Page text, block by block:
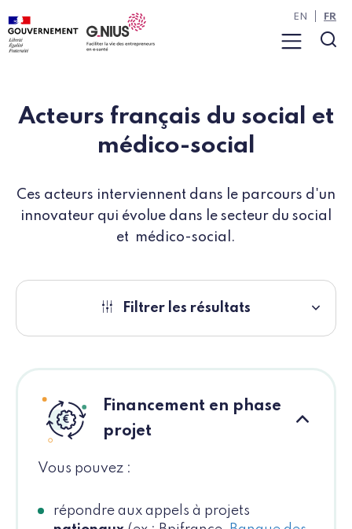
Panneau de gestion des cookies
Aller au contenu
Aller à la navigation
Menu
EN FR
Acteurs français du social et
médico-social
Ces acteurs interviennent dans le parcours d'un
innovateur qui évolue dans le secteur du social
et médico-social.
Filtrer les résultats
Financement en phase
projet
Vous pouvez :
répondre aux appels à projets